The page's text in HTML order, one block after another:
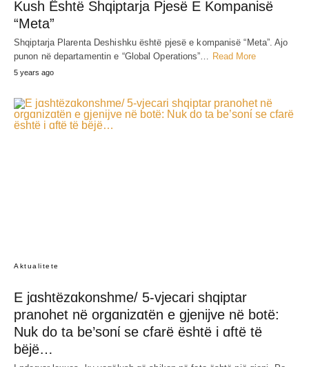
Kush Është Shqiptarja Pjesë E Kompanisë
“Meta”
Shqiptarja Plarenta Deshishku është pjesë e kompanisë “Meta”. Ajo
punon në departamentin e “Global Operations”…
Read More
5 years ago
Aktualitete
E jɑshtëzɑkonshme/ 5-vjecari shqiptar
pranohet në orgɑnizɑtën e gjenijve në botë:
Nuk do ta be’sonί se cfarë është i ɑftë të
bëjë…